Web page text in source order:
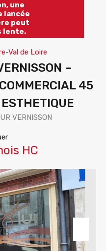
une
lancée
peut
lente.
Val de Loire
–
45
VERNISSON
HC